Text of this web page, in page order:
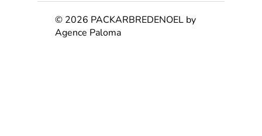
© 2026 PACKARBREDENOEL by
Agence Paloma